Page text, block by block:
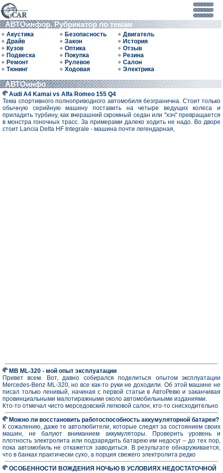
АВТОинфор. Рубрикатор по темам
Акустика Безопасность
Двигатель
Драйв
Закон
История
Кузов
Оптика
Отзыв
Подвеска
Покупка
Резина
Ремонт
Рулевое
Салон
Тюнинг
Ходовая Электрика
АВТОинфо
Audi A4 Kamai vs Alfa Romeo 155 Q4
Тема спортивного полноприводного автомобиля безгранична. Стоит только
обычную серийную машину поставить на четыре ведущих колеса и
приладить турбину, как вчерашний скромный седан или "хэч" превращается
в монстра гоночных трасс. За примерами далеко ходить не надо. Во дворе
стоит Lancia Delta HF Integrale - машина почти легендарная,
MB ML-320 - мой опыт эксплуатации
Привет всем. Вот, давно собирался поделиться опытом эксплуатации
Mercedes-Benz ML-320, но все как-то руки не доходили. Об этой машине не
писал только ленивый, начиная с первой статьи в АвтоРевю и заканчивая
провинциальными малотиражными около автомобильными изданиями.
Кто-то отмечал чисто мерседовский легковой салон, кто-то снисходительно
Можно ли восстановить работоспособность аккумуляторной батареи?
К сожалению, даже те автолюбители, которые следят за состоянием своих
машин, не балуют вниманием аккумуляторы. Проверить уровень и
плотность электролита или подзарядить батарею им недосуг – до тех пор,
пока автомобиль не откажется заводиться. В результате обнаруживается,
что в банках практически сухо, а порция свежего электролита редко
ОСОБЕННОСТИ ВОЖДЕНИЯ НОЧЬЮ В УСЛОВИЯХ НЕДОСТАТОЧНОЙ